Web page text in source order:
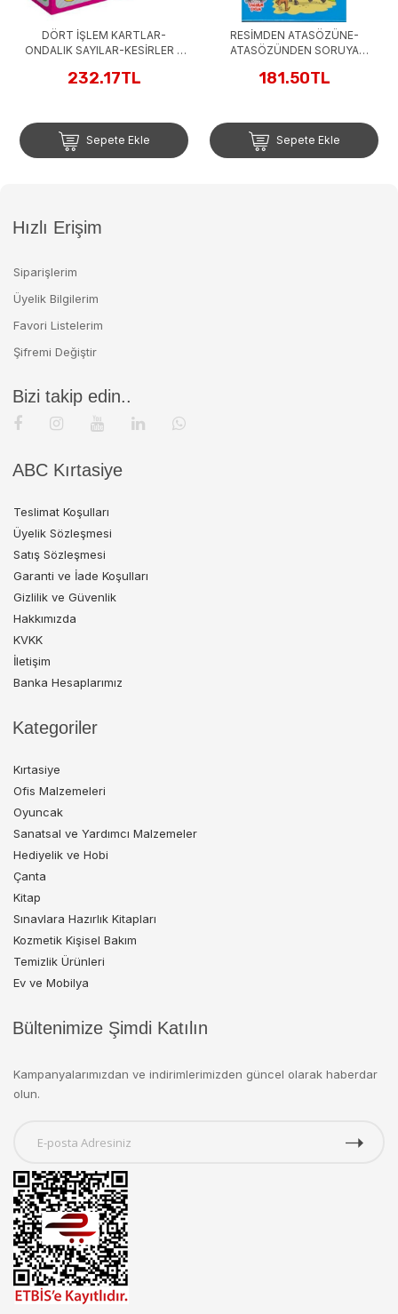
İŞLEM KARTLAR-
SAYILAR-KESİRLER 9
232.17TL
Sepete Ekle
RESİMDEN ATASÖZÜNE-
ATASÖZÜNDEN SORUYA
181.50TL
Sepete Ekle
Hızlı Erişim
Siparişlerim
Üyelik Bilgilerim
Favori Listelerim
Şifremi Değiştir
Bizi takip edin..
ABC Kırtasiye
Teslimat Koşulları
Üyelik Sözleşmesi
Satış Sözleşmesi
Garanti ve İade Koşulları
Gizlilik ve Güvenlik
Hakkımızda
KVKK
İletişim
Banka Hesaplarımız
Kategoriler
Kırtasiye
Ofis Malzemeleri
Oyuncak
Sanatsal ve Yardımcı Malzemeler
Hediyelik ve Hobi
Çanta
Kitap
Sınavlara Hazırlık Kitapları
Kozmetik Kişisel Bakım
Temizlik Ürünleri
Ev ve Mobilya
Bültenimize Şimdi Katılın
Kampanyalarımızdan ve indirimlerimizden güncel olarak haberdar
olun.